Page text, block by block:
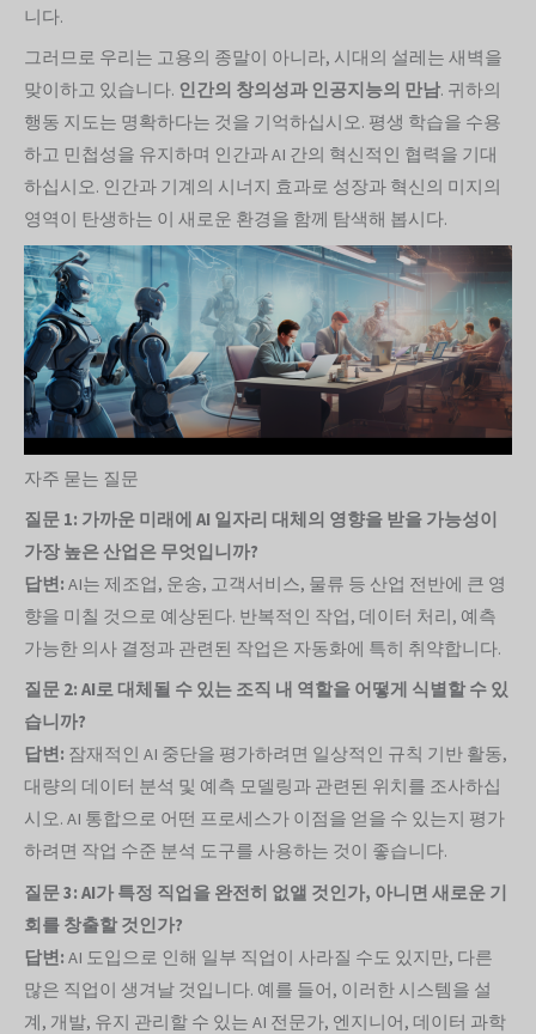
니다.
그러므로 우리는 고용의 종말이 아니라, 시대의 설레는 새벽을
맞이하고 있습니다. 인간의 창의성과 인공지능의 만남. 귀하의
행동 지도는 명확하다는 것을 기억하십시오. 평생 학습을 수용
하고 민첩성을 유지하며 인간과 AI 간의 혁신적인 협력을 기대
하십시오. 인간과 기계의 시너지 효과로 성장과 혁신의 미지의
영역이 탄생하는 이 새로운 환경을 함께 탐색해 봅시다.
자주 묻는 질문
질문 1: 가까운 미래에 AI 일자리 대체의 영향을 받을 가능성이
가장 높은 산업은 무엇입니까?
답변: AI는 제조업, 운송, 고객서비스, 물류 등 산업 전반에 큰 영
향을 미칠 것으로 예상된다. 반복적인 작업, 데이터 처리, 예측
가능한 의사 결정과 관련된 작업은 자동화에 특히 취약합니다.
질문 2: AI로 대체될 수 있는 조직 내 역할을 어떻게 식별할 수 있
습니까?
답변: 잠재적인 AI 중단을 평가하려면 일상적인 규칙 기반 활동,
대량의 데이터 분석 및 예측 모델링과 관련된 위치를 조사하십
시오. AI 통합으로 어떤 프로세스가 이점을 얻을 수 있는지 평가
하려면 작업 수준 분석 도구를 사용하는 것이 좋습니다.
질문 3: AI가 특정 직업을 완전히 없앨 것인가, 아니면 새로운 기
회를 창출할 것인가?
답변: AI 도입으로 인해 일부 직업이 사라질 수도 있지만, 다른
많은 직업이 생겨날 것입니다. 예를 들어, 이러한 시스템을 설
계, 개발, 유지 관리할 수 있는 AI 전문가, 엔지니어, 데이터 과학